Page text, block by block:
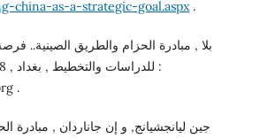
china-as-a-strategic-goal.aspx.
بلا , مبادرة الحزام والطريق الصينية..
.
جين ليانجشيانج, و إن جاناردان , مبادرة